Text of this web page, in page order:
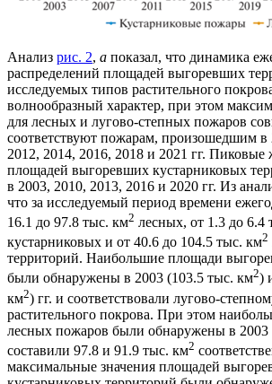
Анализ рис. 2, а показал, что динамика
распределений площадей выгоревших
исследуемых типов растительного
волнообразный характер, при этом
для лесных и лугово-степных пожаров
соответствуют пожарам, произошедшим в
2012, 2014, 2016, 2018 и 2021 гг. Пиковые
площадей выгоревших кустарниковых
в 2003, 2010, 2013, 2016 и 2020 гг. Из
что за исследуемый период времени
16.1 до 97.8 тыс. км2 лесных, от 1.3 до 6.4
кустарниковых и от 40.6 до 104.5 тыс. км2
территорий. Наибольшие площади
были обнаружены в 2003 (103.5 тыс. км2)
км2) гг. и соответствовали лугово-
растительного покрова. При этом
лесных пожаров были обнаружены в 2003
составили 97.8 и 91.9 тыс. км2
максимальные значения площадей